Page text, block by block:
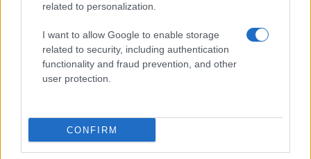
related to personalization.
I want to allow Google to enable storage
related to security, including authentication
functionality and fraud prevention, and other
user protection.
CONFIRM
SALUD Y BIENESTAR